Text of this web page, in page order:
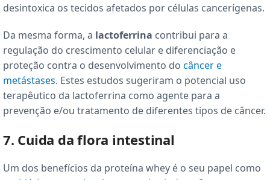
desintoxica os tecidos afetados por células cancerígenas.
Da mesma forma, a lactoferrina contribui para a
regulação do crescimento celular e diferenciação e
proteção contra o desenvolvimento do câncer e
metástases. Estes estudos sugeriram o potencial uso
terapêutico da lactoferrina como agente para a
prevenção e/ou tratamento de diferentes tipos de câncer.
7. Cuida da flora intestinal
Um dos benefícios da proteína whey é o seu papel como